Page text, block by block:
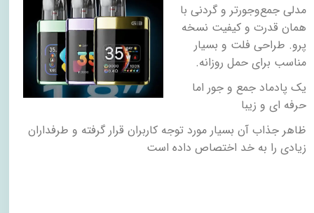
مدلی جمع‌وجورتر و گردنی با
همان قدرت و کیفیت نسخه
پرو. طراحی فلت و بسیار
مناسب برای حمل روزانه.
یک پادماد جمع و جور اما
حرفه ای و زیبا
ظاهر جذاب آن بسیار مورد توجه کاربران قرار گرفته و طرفداران
زیادی را به خد اختصاص داده است